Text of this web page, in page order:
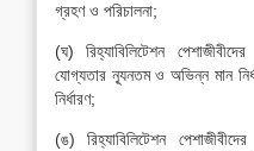
গ্রহণ ও পরিচালনা;
(ঘ) রিহ্যাবিলিটেশন
যোগ্যতার ন্যূনতম ও অভিন্ন মান
নির্ধারণ;
(ঙ) রিহ্যাবিলিটেশন